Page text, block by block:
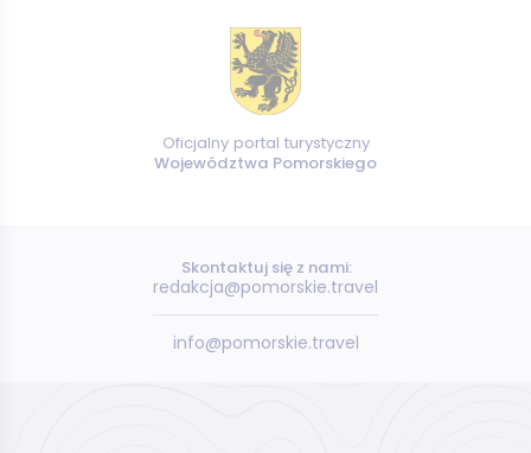
Oficjalny portal turystyczny
Województwa Pomorskiego
Skontaktuj się z nami:
redakcja@pomorskie.travel
info@pomorskie.travel